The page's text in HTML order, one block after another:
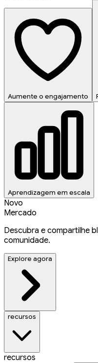
Aumente o engajamento
Aprendizagem em escala
Novo
Mercado
Descubra e compartilhe
comunidade.
Explore agora
recursos
recursos